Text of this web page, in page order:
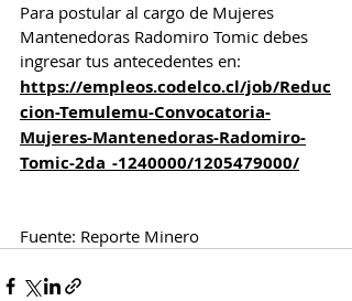
Para postular al cargo de Mujeres
Mantenedoras Radomiro Tomic debes
ingresar tus antecedentes en:
https://empleos.codelco.cl/job/Reduc
cion-Temulemu-Convocatoria-
Mujeres-Mantenedoras-Radomiro-
Tomic-2da_-1240000/1205479000/
Fuente: Reporte Minero